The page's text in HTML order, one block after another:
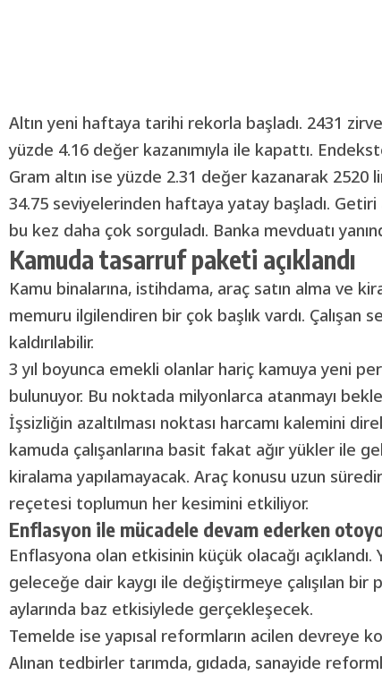
Altın yeni haftaya tarihi rekorla başladı. 2431
yüzde 4.16 değer kazanımıyla ile kapattı.
Gram altın ise yüzde 2.31 değer kazanarak 2520
34.75 seviyelerinden haftaya yatay başladı.
bu kez daha çok sorguladı. Banka mevduatı
Kamuda tasarruf paketi açıklandı
Kamu binalarına, istihdama, araç satın alma ve
memuru ilgilendiren bir çok başlık vardı. Çalışan
kaldırılabilir.
3 yıl boyunca emekli olanlar hariç kamuya yeni
bulunuyor. Bu noktada milyonlarca atanmayı
İşsizliğin azaltılması noktası harcamı kalemini
kamuda çalışanlarına basit fakat ağır yükler ile
kiralama yapılamayacak. Araç konusu uzun
reçetesi toplumun her kesimini etkiliyor.
Enflasyon ile mücadele devam ederken
Enflasyona olan etkisinin küçük olacağı açıklandı.
geleceğe dair kaygı ile değiştirmeye çalışılan bir
aylarında baz etkisiylede gerçekleşecek.
Temelde ise yapısal reformların acilen devreye
Alınan tedbirler tarımda, gıdada, sanayide